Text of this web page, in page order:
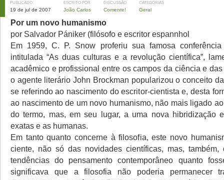
PUBLICADO
19 de jul de 2007
ESCRITO POR
João Carlos
DISCUSSÃO
Comente!
CATEGORIAS
Geral
Por um novo humanismo
por Salvador Pániker (filósofo e escritor espannhol
Em 1959, C. P. Snow proferiu sua famosa
intitulada “As duas culturas e a revolução científica”,
acadêmico e profissional entre os campos da ciência e
o agente literário John Brockman popularizou o conceito
se referindo ao nascimento do escritor-cientista e, desta
ao nascimento de um novo humanismo, não mais ligado
do termo, mas, em seu lugar, a uma nova hibridização
exatas e as humanas.
Em tanto quanto concerne à filosofia, este novo
ciente, não só das novidades científicas, mas, também,
tendências do pensamento contemporâneo quanto
significava que a filosofia não poderia permanecer